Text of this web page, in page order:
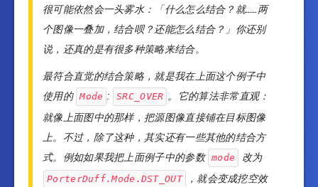
很可能依然会一头雾水：「什么怎么结合？就……两
个图像一叠加，结合呗？还能怎么结合？」你还别
说，还真的是有很多种策略来结合。
最符合直觉的结合策略，就是我在上面这个例子中
使用的 Mode : SRC_OVER 。它的算法非常直观：
就像上面图中的那样，把源图像直接铺在目标图像
上。不过，除了这种，其实还有一些其他的结合方
式。例如如果我把上面例子中的参数 mode 改为
PorterDuff.Mode.DST_OUT
，就会变成挖空效